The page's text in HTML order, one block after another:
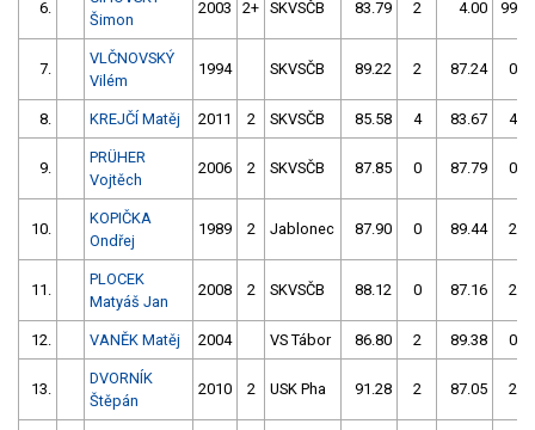
6.
Šimon
2003 2+ SKVSČB 83.79 2 4.00 999
7.
VLČNOVSKÝ
Vilém
1994 SKVSČB 89.22 2 87.24 0
8. KREJČÍ Matěj 2011 2 SKVSČB 85.58 4 83.67 4
9.
PRÜHER
Vojtěch
2006 2 SKVSČB 87.85 0 87.79 0
10.
KOPIČKA
Ondřej
1989 2 Jablonec 87.90 0 89.44 2
11.
PLOCEK
Matyáš Jan
2008 2 SKVSČB 88.12 0 87.16 2
12. VANĚK Matěj 2004 VS Tábor 86.80 2 89.38 0
13.
DVORNÍK
Štěpán
2010 2 USK Pha 91.28 2 87.05 2